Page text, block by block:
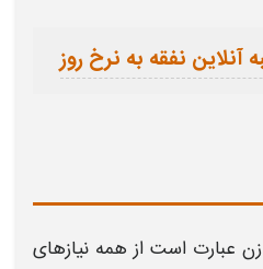
آنلاین نفقه به نرخ روز
عبارت است از همه نیازهای